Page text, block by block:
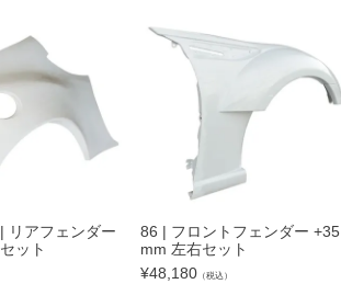
リアフェンダー
ット
86 | フロントフェンダー +35
mm 左右セット
¥48,180 （税込）